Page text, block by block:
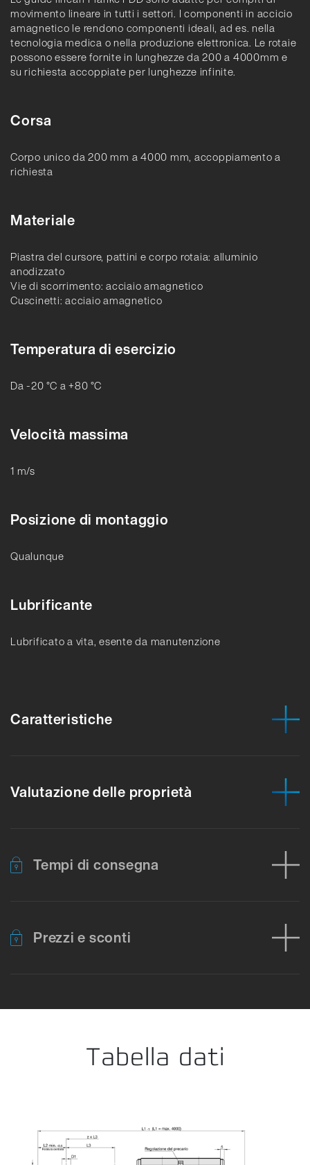
movimento lineare in tutti i settori. I componenti in accicio
amagnetico le rendono componenti ideali, ad es. nella
tecnologia medica o nella produzione elettronica. Le rotaie
possono essere fornite in lunghezze da 200 a 4000mm e
su richiesta accoppiate per lunghezze infinite.
Corsa
Corpo unico da 200 mm a 4000 mm, accoppiamento a
richiesta
Materiale
Piastra del cursore, pattini e corpo rotaia: alluminio
anodizzato
Vie di scorrimento: acciaio amagnetico
Cuscinetti: acciaio amagnetico
Temperatura di esercizio
Da -20 °C a +80 °C
Velocità massima
1 m/s
Posizione di montaggio
Qualunque
Lubrificante
Lubrificato a vita, esente da manutenzione
Caratteristiche
Valutazione delle proprietà
Tempi di consegna
Prezzi e sconti
Tabella dati